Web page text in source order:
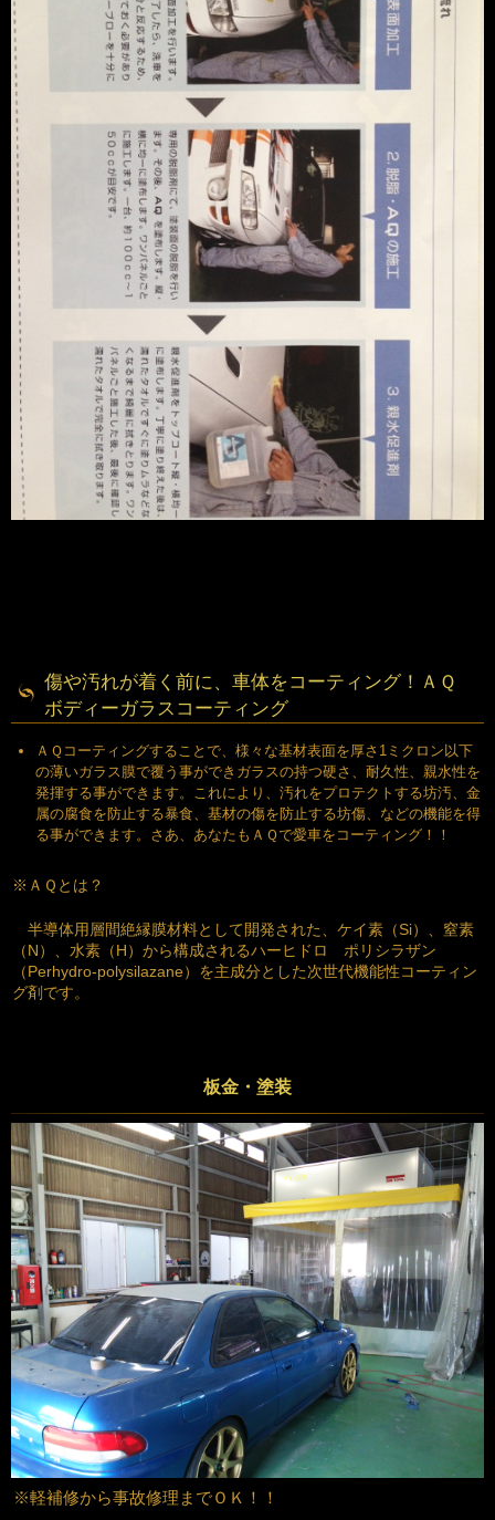
傷や汚れが着く前に、車体をコーティング！ＡＱ
ボディーガラスコーティング
ＡＱコーティングすることで、様々な基材表面を厚さ1ミクロン以下
の薄いガラス膜で覆う事ができガラスの持つ硬さ、耐久性、親水性を
発揮する事ができます。これにより、汚れをプロテクトする坊汚、金
属の腐食を防止する暴食、基材の傷を防止する坊傷、などの機能を得
る事ができます。さあ、あなたもＡＱで愛車をコーティング！！
※ＡＱとは？
半導体用層間絶縁膜材料として開発された、ケイ素（Si）、窒素
（N）、水素（H）から構成されるハーヒドロ ポリシラザン
（Perhydro-polysilazane）を主成分とした次世代機能性コーティン
グ剤です。
板金・塗装
※軽補修から事故修理までＯＫ！！